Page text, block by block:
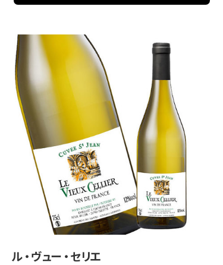
ル・ヴュー・セリエ